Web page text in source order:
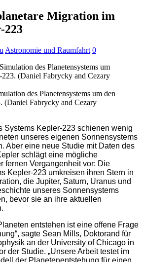
Migration im
223
Astronomie und Raumfahrt 0
des Planetensystems um den
(Daniel Fabrycky and Cezary
Systems Kepler-223 schienen wenig
unseres eigenen Sonnensystems
Aber eine neue Studie mit Daten des
schlägt eine mögliche
fernen Vergangenheit vor: Die
Kepler-223 umkreisen ihren Stern in
die Jupiter, Saturn, Uranus und
unseres Sonnensystems
bevor sie an ihre aktuellen
entstehen ist eine offene Frage
sagte Sean Mills, Doktorand für
an der University of Chicago in
der Studie. „Unsere Arbeit testet im